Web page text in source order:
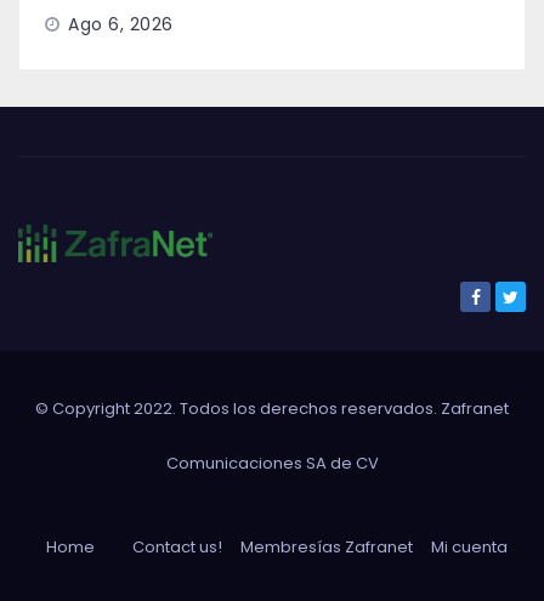
Ago 6, 2026
© Copyright 2022. Todos los derechos reservados. Zafranet
Comunicaciones SA de CV
Home Contact us! Membresías Zafranet Mi cuenta